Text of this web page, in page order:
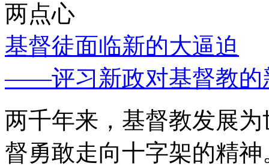
两点心
基督徒面临新的大逼迫
——评习新政对基督教的
两千年来，基督教发展
督勇敢走向十字架的精